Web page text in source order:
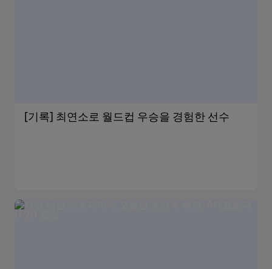
[기록] 최연소로 월드컵 우승을 경험한 선수